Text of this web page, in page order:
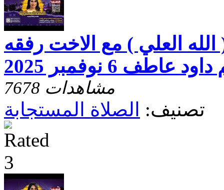
الله العلي ) مع الاخت رفقه
6 نوفمبر 2025
7678 مشاهدات
تصنيف: الصلاة المستجابة